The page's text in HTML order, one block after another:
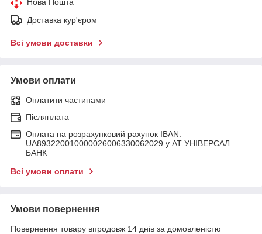
Доставка кур'єром
Всі умови доставки
Умови оплати
Оплатити частинами
Післяплата
Оплата на розрахунковий рахунок IBAN:
UA893220010000026006330062029 у АТ УНІВЕРСАЛ
БАНК
Всі умови оплати
Умови повернення
Повернення товару впродовж 14 днів за домовленістю